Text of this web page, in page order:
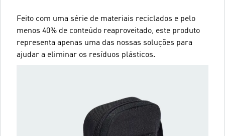
Feito com uma série de materiais reciclados e pelo
menos 40% de conteúdo reaproveitado, este produto
representa apenas uma das nossas soluções para
ajudar a eliminar os resíduos plásticos.